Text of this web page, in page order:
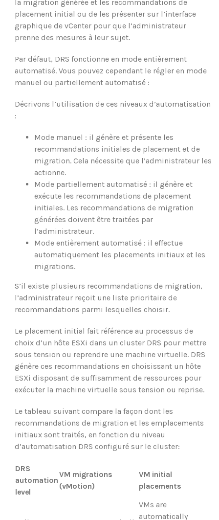
la migration générée et les recommandations de
placement initial ou de les présenter sur l’interface
graphique de vCenter pour que l’administrateur
prenne des mesures à leur sujet.
Par défaut, DRS fonctionne en mode entièrement
automatisé. Vous pouvez cependant le régler en mode
manuel ou partiellement automatisé :
Décrivons l’utilisation de ces niveaux d’automatisation
:
Mode manuel : il génère et présente les
recommandations initiales de placement et de
migration. Cela nécessite que l’administrateur les
actionne.
Mode partiellement automatisé : il génère et
exécute les recommandations de placement
initiales. Les recommandations de migration
générées doivent être traitées par
l’administrateur.
Mode entièrement automatisé : il effectue
automatiquement les placements initiaux et les
migrations.
S’il existe plusieurs recommandations de migration,
l’administrateur reçoit une liste prioritaire de
recommandations parmi lesquelles choisir.
Le placement initial fait référence au processus de
choix d’un hôte ESXi dans un cluster DRS pour mettre
sous tension ou reprendre une machine virtuelle. DRS
génère ces recommandations en choisissant un hôte
ESXi disposant de suffisamment de ressources pour
exécuter la machine virtuelle sous tension ou reprise.
Le tableau suivant compare la façon dont les
recommandations de migration et les emplacements
initiaux sont traités, en fonction du niveau
d’automatisation DRS configuré sur le cluster:
DRS
automation
level
VM migrations
(vMotion)
VM initial
placements
VMs are
automatically